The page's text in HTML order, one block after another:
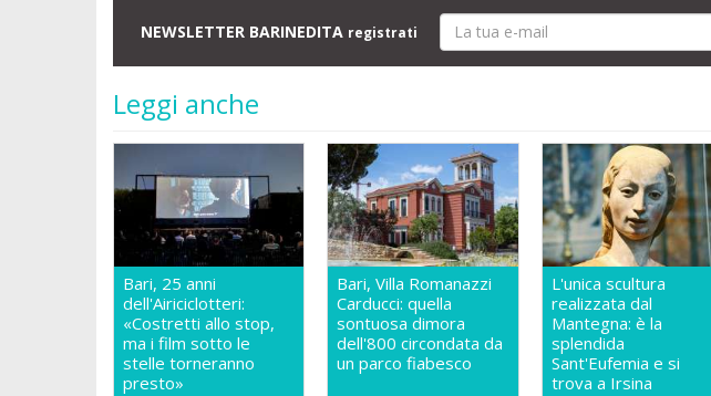
NEWSLETTER BARINEDITA registrati
Leggi anche
Bari, 25 anni
dell'Airiciclotteri:
«Costretti allo stop,
ma i film sotto le
stelle torneranno
presto»
Bari, Villa Romanazzi
Carducci: quella
sontuosa dimora
dell'800 circondata da
un parco fiabesco
L'unica scultura
realizzata dal
Mantegna: è la
splendida
Sant'Eufemia e si
trova a Irsina